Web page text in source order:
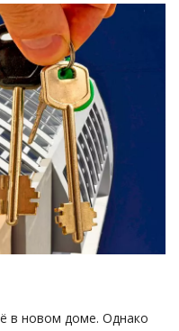
в новом доме. Однако